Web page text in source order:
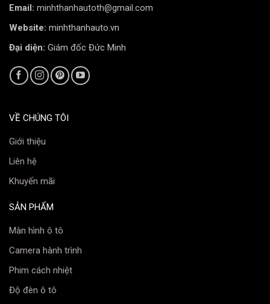
Email: minhthanhautoth@gmail.com
Website: minhthanhauto.vn
Đại diện: Giám đốc Đức Minh
VỀ CHÚNG TÔI
Giới thiệu
Liên hệ
Khuyến mãi
SẢN PHẨM
Màn hình ô tô
Camera hành trình
Phim cách nhiệt
Độ đèn ô tô